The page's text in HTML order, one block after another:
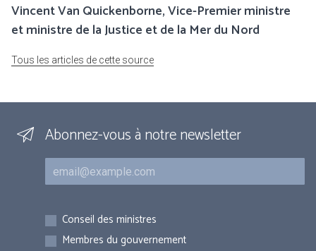
Vincent Van Quickenborne, Vice-Premier ministre
et ministre de la Justice et de la Mer du Nord
Tous les articles de cette source
Abonnez-vous à notre newsletter
Courriel
Inscriptions
Conseil des ministres
Membres du gouvernement